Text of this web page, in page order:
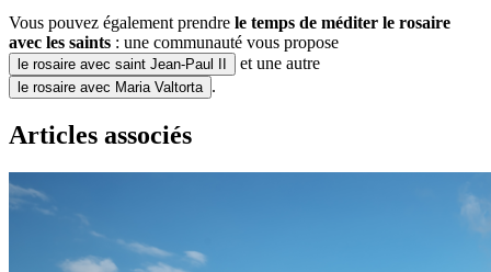
Vous pouvez également prendre le temps de méditer le rosaire
avec les saints : une communauté vous propose
le rosaire avec saint Jean-Paul II et une autre
le rosaire avec Maria Valtorta .
Articles associés